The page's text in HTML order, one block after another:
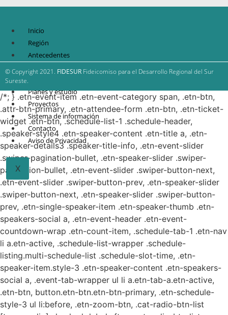
Inicio
Región
Antecedentes
FIDESUR
Planes y estudio
Proyectos
Sistema de información
Contacto
Aviso de Privacidad
X
© Copyright 2021. FIDESUR Fideicomiso para el Desarrollo Regional del Sur
Sureste.
/*; } .etn-event-item .etn-event-category span, .etn-btn,
.attr-btn-primary, .etn-attendee-form .etn-btn, .etn-ticket-
widget .etn-btn, .schedule-list-1 .schedule-header,
.speaker-style4 .etn-speaker-content .etn-title a, .etn-
speaker-details3 .speaker-title-info, .etn-event-slider
.swiper-pagination-bullet, .etn-speaker-slider .swiper-
pagination-bullet, .etn-event-slider .swiper-button-next,
.etn-event-slider .swiper-button-prev, .etn-speaker-slider
.swiper-button-next, .etn-speaker-slider .swiper-button-
prev, .etn-single-speaker-item .etn-speaker-thumb .etn-
speakers-social a, .etn-event-header .etn-event-
countdown-wrap .etn-count-item, .schedule-tab-1 .etn-nav
li a.etn-active, .schedule-list-wrapper .schedule-
listing.multi-schedule-list .schedule-slot-time, .etn-
speaker-item.style-3 .etn-speaker-content .etn-speakers-
social a, .event-tab-wrapper ul li a.etn-tab-a.etn-active,
.etn-btn, button.etn-btn.etn-btn-primary, .etn-schedule-
style-3 ul li:before, .etn-zoom-btn, .cat-radio-btn-list